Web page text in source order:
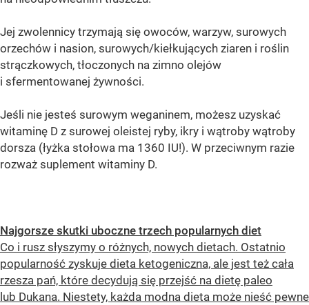
Jej zwolennicy trzymają się owoców, warzyw, surowych
orzechów i nasion, surowych/kiełkujących ziaren i roślin
strączkowych, tłoczonych na zimno olejów
i sfermentowanej żywności.
Jeśli nie jesteś surowym weganinem, możesz uzyskać
witaminę D z surowej oleistej ryby, ikry i wątroby wątroby
dorsza (łyżka stołowa ma 1360 IU!). W przeciwnym razie
rozważ suplement witaminy D.
Najgorsze skutki uboczne trzech popularnych diet
Co i rusz słyszymy o różnych, nowych dietach. Ostatnio
popularność zyskuje dieta ketogeniczna, ale jest też cała
rzesza pań, które decydują się przejść na dietę paleo
lub Dukana. Niestety, każda modna dieta może nieść pewne